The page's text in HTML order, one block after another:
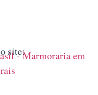
site:
-Marmoraria em